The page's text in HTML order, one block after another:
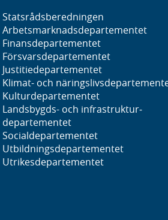
Statsrådsberedningen
Arbetsmarknads­departementet
Finans­departementet
Försvars­departementet
Justitie­departementet
Klimat- och
Kultur­departementet
Landsbygds- och infrastruktur­
departementet
Social­departementet
Utbildnings­departementet
Utrikes­departementet